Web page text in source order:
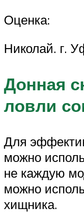
Оценка:
Николай. г.
Донная
ловли
Для
можно
не каждую
можно
хищника.